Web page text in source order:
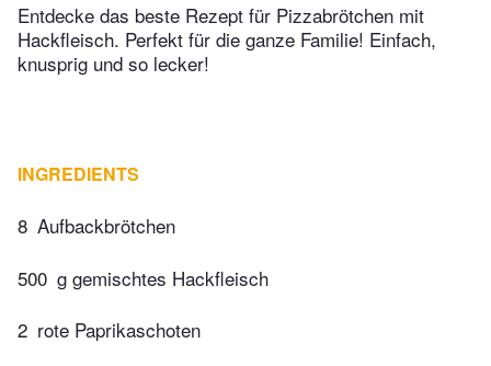
Entdecke das beste Rezept für Pizzabrötchen mit
Hackfleisch. Perfekt für die ganze Familie! Einfach,
knusprig und so lecker!
INGREDIENTS
8 Aufbackbrötchen
500 g gemischtes Hackfleisch
2 rote Paprikaschoten